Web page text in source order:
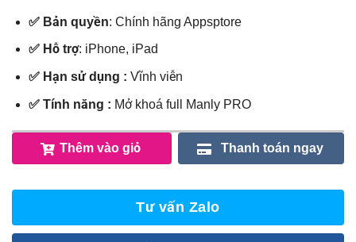
✅ Bản quyền: Chính hãng Appsptore
✅ Hỗ trợ: iPhone, iPad
✅ Hạn sử dụng : Vĩnh viễn
✅ Tính năng : Mở khoá full Manly PRO
Thêm vào giỏ Thanh toán ngay
Tư vấn Zalo